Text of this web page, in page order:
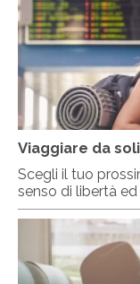
Viaggiare da
Scegli il tuo
senso di libertà